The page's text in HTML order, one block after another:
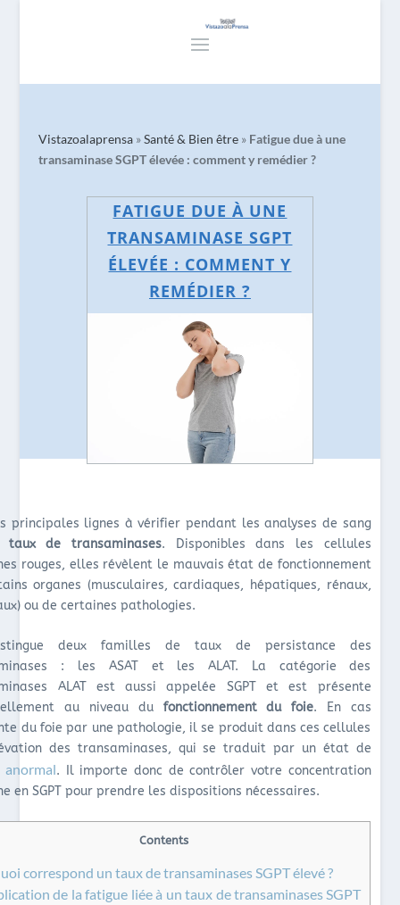
Vistazoalaprensa»Santé & Bien être» Fatigue due à une
transaminase SGPT élevée : comment y remédier ?
FATIGUE DUE À UNE
TRANSAMINASE SGPT
ÉLEVÉE : COMMENT Y
REMÉDIER ?
principales lignes à vérifier pendant les analyses de sang
de transaminases. Disponibles dans les cellules
rouges, elles révèlent le mauvais état de fonctionnement
organes (musculaires, cardiaques, hépatiques, rénaux,
ou de certaines pathologies.
deux familles de taux de persistance des
: les ASAT et les ALAT. La catégorie des
ALAT est aussi appelée SGPT et est présente
au niveau du fonctionnement du foie. En cas
du foie par une pathologie, il se produit dans ces cellules
des transaminases, qui se traduit par un état de
anormal. Il importe donc de contrôler votre concentration
en SGPT pour prendre les dispositions nécessaires.
Contents
correspond un taux de transaminases SGPT élevé ?
de la fatigue liée à un taux de transaminases SGPT